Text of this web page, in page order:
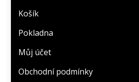
Košík
Pokladna
Můj účet
Obchodní podmínky